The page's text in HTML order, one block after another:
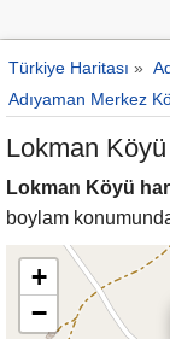
Türkiye Haritası »
Adıyaman Merkez
Lokman Köyü
Lokman Köyü
boylam
+
−